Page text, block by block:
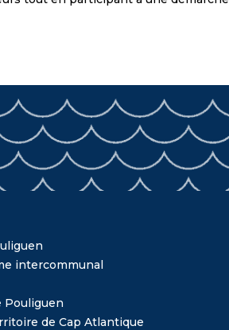
intercommunal
Pouliguen
de Cap Atlantique